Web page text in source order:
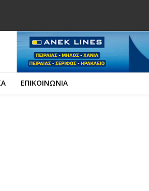
ΕΠΙΚΟΙΝΩΝΙΑ